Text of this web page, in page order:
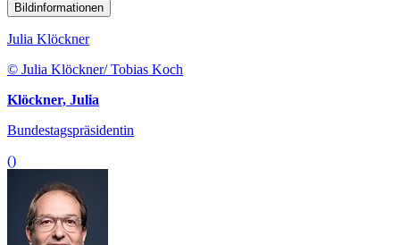
Bildinformationen
Julia Klöckner
© Julia Klöckner/ Tobias Koch
Klöckner, Julia
Bundestagspräsidentin
()